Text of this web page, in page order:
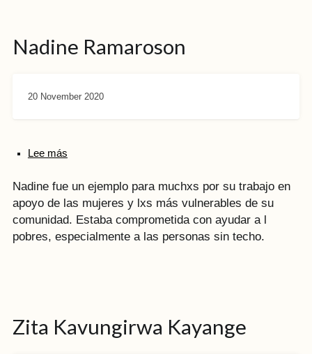
Nadine Ramaroson
20 November 2020
Lee más
Nadine fue un ejemplo para muchxs por su trabajo en
apoyo de las mujeres y lxs más vulnerables de su
comunidad. Estaba comprometida con ayudar a l
pobres, especialmente alas personas sin techo.
Zita Kavungirwa Kayange